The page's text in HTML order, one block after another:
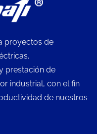
proyectos de
prestación de
industrial, con el fin
de nuestros